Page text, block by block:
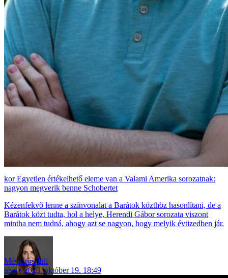
Egyetlen értékelhető eleme van a Valami Amerika sorozatnak:
nagyon megverik benne Schobertet
Kézenfekvő lenne a színvonalat a Barátok közthöz hasonlítani, de a
Barátok közt tudta, hol a helye, Herendi Gábor sorozata viszont
mintha nem tudná, ahogy azt se nagyon, hogy melyik évtizedben jár.
Mészáros Juli
tévé
2023. október 19. 18:49